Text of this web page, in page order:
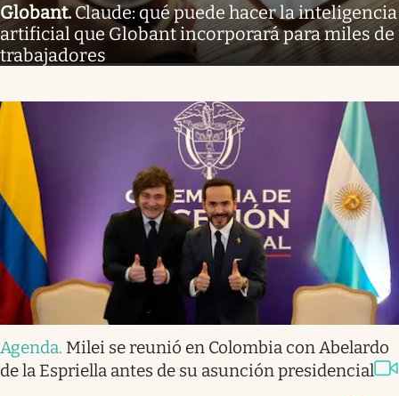
Globant.Claude: qué puede hacer la inteligencia
artificial que Globant incorporará para miles de
trabajadores
Agenda. Milei se reunió en Colombia con Abelardo
de la Espriella antes de su asunción presidencial